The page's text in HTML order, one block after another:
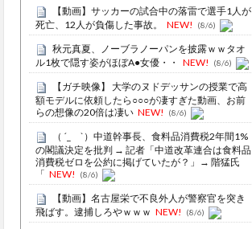
【動画】サッカーの試合中の落雷で選手1人が
死亡、12人が負傷した事故。
NEW! (8/6)
秋元真夏、ノーブラノーパンを披露ｗｗタオ
ル1枚で隠す姿がほぼA●女優・・
NEW! (8/6)
【ガチ映像】 大学のヌドデッサンの授業で高
額モデルに依頼したら○○○が凄すぎた動画、お前
らの想像の20倍は凄い NEW! (8/6)
（ ´_ゝ`）中道幹事長、食料品消費税2年間1%
の閣議決定を批判 → 記者「中道改革連合は食料品
消費税ゼロを公約に掲げていたが？」→ 階猛氏
「 NEW! (8/6)
【動画】名古屋栄で不良外人が警察官を突き
飛ばす。逮捕しろやｗｗｗ NEW! (8/6)